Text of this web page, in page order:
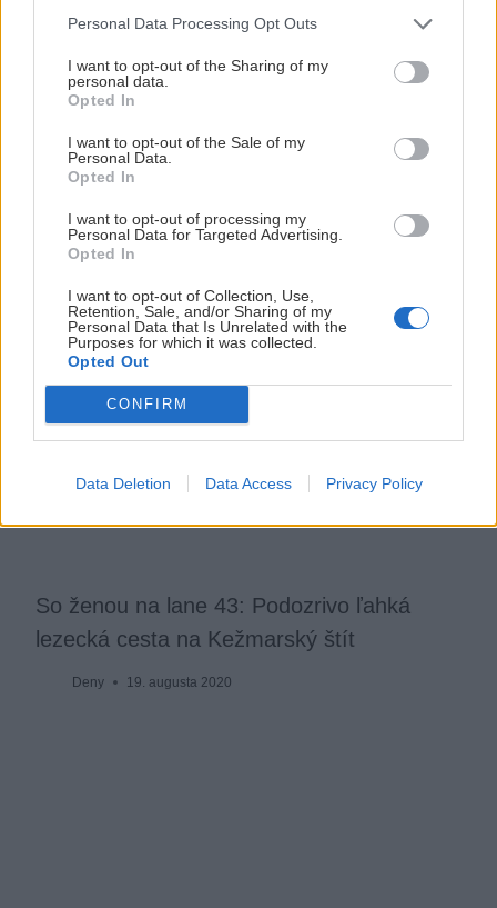
Personal Data Processing Opt Outs
I want to opt-out of the Sharing of my
personal data.
Opted In
I want to opt-out of the Sale of my
Personal Data.
Opted In
I want to opt-out of processing my
Personal Data for Targeted Advertising.
Opted In
I want to opt-out of Collection, Use,
Retention, Sale, and/or Sharing of my
Personal Data that Is Unrelated with the
Purposes for which it was collected.
Opted Out
CONFIRM
Data Deletion Data Access Privacy Policy
So ženou na lane 25: Stratená vo veľkých
stenách (časť I. – Západná Lomnica)
Deny 22. októbra 2018
So ženou na lane 43: Podozrivo ľahká
lezecká cesta na Kežmarský štít
Deny 19. augusta 2020